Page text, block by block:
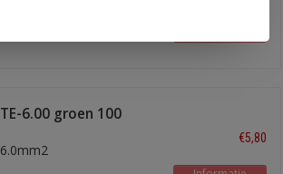
TE-6.00 groen 100
6.0mm2
€5,80